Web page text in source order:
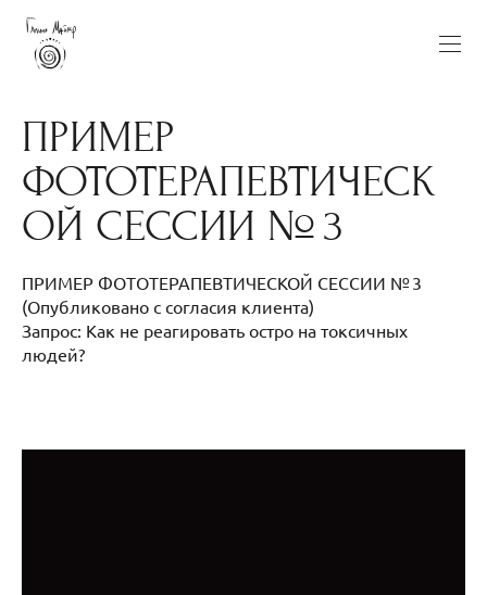
ПРИМЕР
ФОТОТЕРАПЕВТИЧЕСК
ОЙ СЕССИИ № 3
ПРИМЕР ФОТОТЕРАПЕВТИЧЕСКОЙ СЕССИИ № 3
(Опубликовано с согласия клиента)
Запрос: Как не реагировать остро на токсичных
людей?